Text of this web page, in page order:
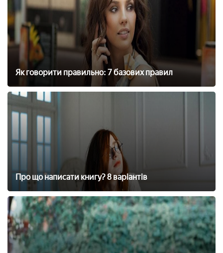
Як говорити правильно: 7 базових правил
Про що написати книгу? 8 варіантів